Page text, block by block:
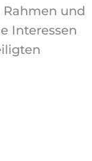
und
Interessen